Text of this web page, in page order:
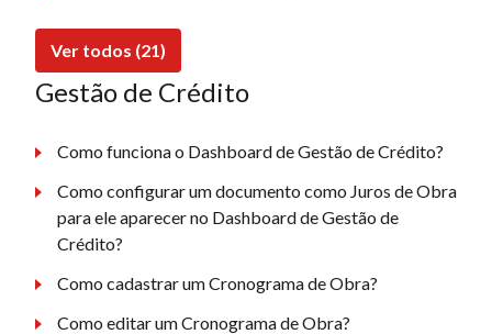
Ver todos (21)
Gestão de Crédito
Como funciona o Dashboard de Gestão de Crédito?
Como configurar um documento como Juros de Obra
para ele aparecer no Dashboard de Gestão de
Crédito?
Como cadastrar um Cronograma de Obra?
Como editar um Cronograma de Obra?